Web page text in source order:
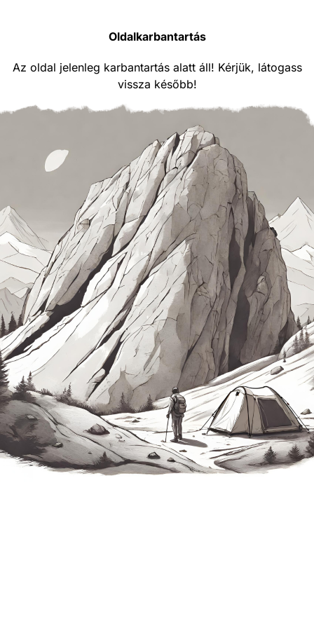
Oldalkarbantartás
Az oldal jelenleg karbantartás alatt áll! Kérjük, látogass
vissza később!